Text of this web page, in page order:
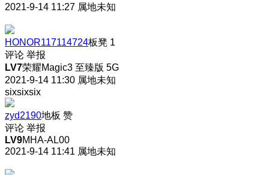
2021-9-14 11:27 属地未知
HONOR117114724板凳 1
评论 举报
LV7荣耀Magic3 至臻版 5G
2021-9-14 11:30 属地未知
sixsixsix
zyd2190地板 赞
评论 举报
LV9MHA-AL00
2021-9-14 11:41 属地未知